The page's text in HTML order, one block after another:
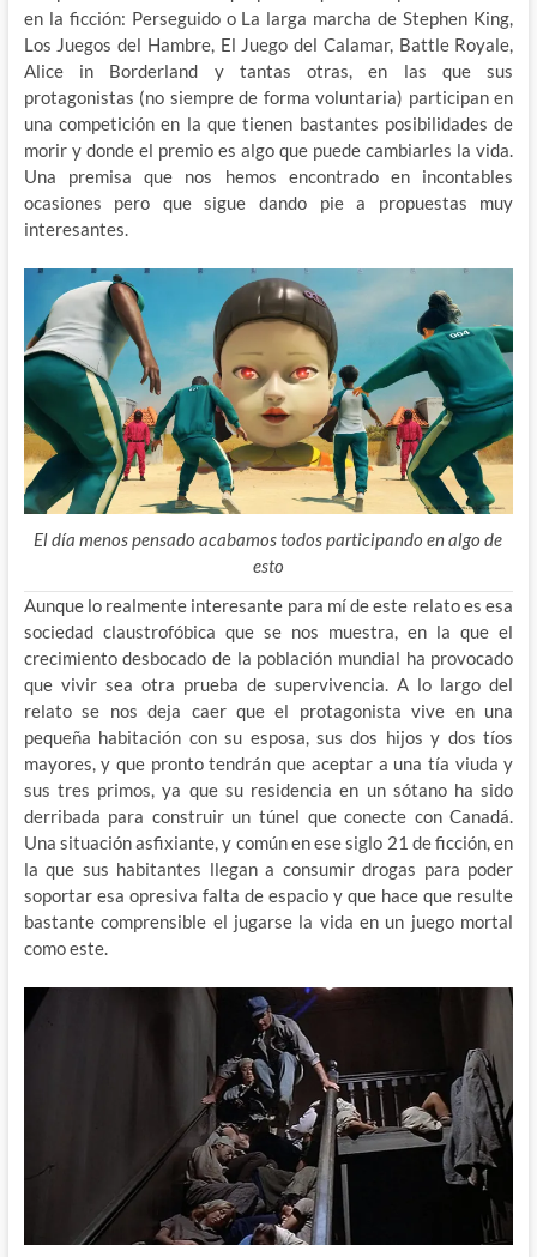
en la ficción: Perseguido o La larga marcha de Stephen King,
Los Juegos del Hambre, El Juego del Calamar, Battle Royale,
Alice in Borderland y tantas otras, en las que sus
protagonistas (no siempre de forma voluntaria) participan en
una competición en la que tienen bastantes posibilidades de
morir y donde el premio es algo que puede cambiarles la vida.
Una premisa que nos hemos encontrado en incontables
ocasiones pero que sigue dando pie a propuestas muy
interesantes.
El día menos pensado acabamos todos participando en algo de
esto
Aunque lo realmente interesante para mí de este relato es esa
sociedad claustrofóbica que se nos muestra, en la que el
crecimiento desbocado de la población mundial ha provocado
que vivir sea otra prueba de supervivencia. A lo largo del
relato se nos deja caer que el protagonista vive en una
pequeña habitación con su esposa, sus dos hijos y dos tíos
mayores, y que pronto tendrán que aceptar a una tía viuda y
sus tres primos, ya que su residencia en un sótano ha sido
derribada para construir un túnel que conecte con Canadá.
Una situación asfixiante, y común en ese siglo 21 de ficción, en
la que sus habitantes llegan a consumir drogas para poder
soportar esa opresiva falta de espacio y que hace que resulte
bastante comprensible el jugarse la vida en un juego mortal
como este.